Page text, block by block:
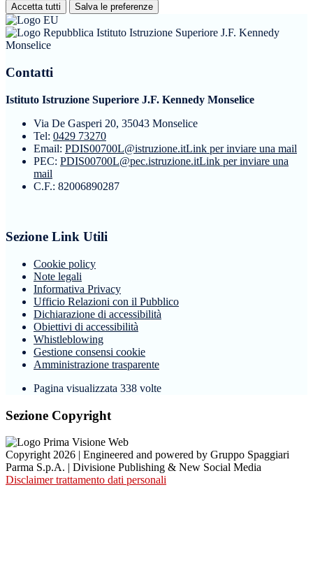
Accetta tutti Salva le preferenze
Istituto Istruzione Superiore J.F. Kennedy
Monselice
Contatti
Istituto Istruzione Superiore J.F. Kennedy Monselice
Via De Gasperi 20, 35043 Monselice
Tel: 0429 73270
Email: PDIS00700L@istruzione.itLink per inviare una mail
PEC: PDIS00700L@pec.istruzione.itLink per inviare una
mail
C.F.: 82006890287
Sezione Link Utili
Cookie policy
Note legali
Informativa Privacy
Ufficio Relazioni con il Pubblico
Dichiarazione di accessibilità
Obiettivi di accessibilità
Whistleblowing
Gestione consensi cookie
Amministrazione trasparente
Pagina visualizzata 338 volte
Sezione Copyright
Copyright 2026 | Engineered and powered by Gruppo Spaggiari
Parma S.p.A. | Divisione Publishing & New Social Media
Disclaimer trattamento dati personali